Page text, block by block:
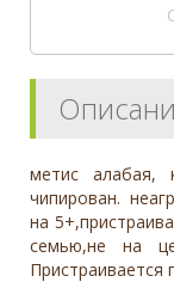
метис алабая,
чипирован.
на
семью,не на